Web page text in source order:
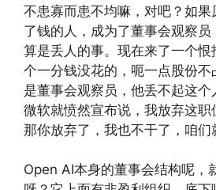
不患寡而患不均嘛，对吧？如果
了钱的人，成为了董事会观察
算是丢人的事。现在来了一个恨
个一分钱没花的，呃一点股份
是董事会观察员，他丢不起这个
微软就愤然宣布说，我放弃这职
那你放弃了，我也不干了，咱们
Open AI本身的董事会结构呢，